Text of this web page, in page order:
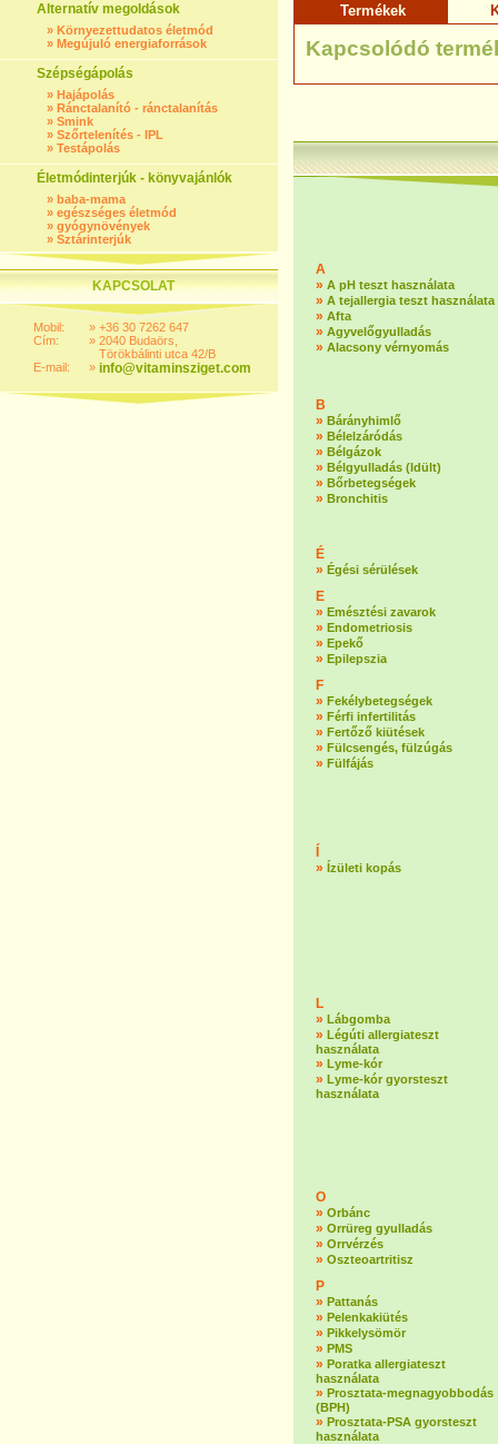
Alternatív megoldások
» Környezettudatos életmód
» Megújuló energiaforrások
Szépségápolás
» Hajápolás
» Ránctalanító - ránctalanítás
» Smink
» Szőrtelenítés - IPL
» Testápolás
Életmódinterjúk - könyvajánlók
» baba-mama
» egészséges életmód
» gyógynövények
» Sztárinterjúk
KAPCSOLAT
Mobil:
Cím:
E-mail:
»
»
»
+36 30 7262 647
2040 Budaörs,
Törökbálinti utca 42/B
info@vitaminsziget.com
Termékek
Kapcsolódó
A
» A pH teszt használata
» A tejallergia teszt használata
» Afta
» Agyvelőgyulladás
» Alacsony vérnyomás
B
» Bárányhimlő
» Bélelzáródás
» Bélgázok
» Bélgyulladás (Idült)
» Bőrbetegségek
» Bronchitis
É
» Égési sérülések
E
» Emésztési zavarok
» Endometriosis
» Epekő
» Epilepszia
F
» Fekélybetegségek
» Férfi infertilitás
» Fertőző kiütések
» Fülcsengés, fülzúgás
» Fülfájás
» Ízületi kopás
L
» Lábgomba
» Légúti allergiateszt
használata
» Lyme-kór
» Lyme-kór gyorsteszt
használata
O
» Orbánc
» Orrüreg gyulladás
» Orrvérzés
» Oszteoartritisz
P
» Pattanás
» Pelenkakiütés
» Pikkelysömör
» PMS
» Poratka allergiateszt
használata
» Prosztata-megnagyobbodás
(BPH)
» Prosztata-PSA gyorsteszt
használata